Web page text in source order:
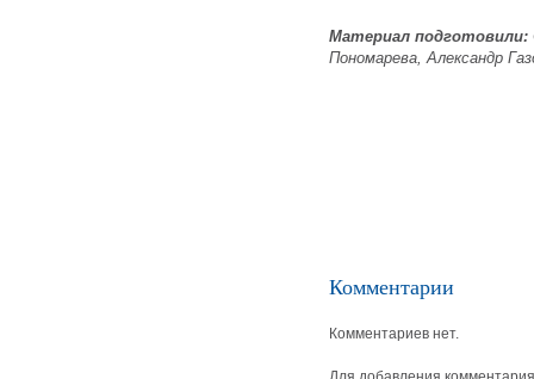
Материал подготовили:
Пономарева, Александр
Комментарии
Комментариев нет.